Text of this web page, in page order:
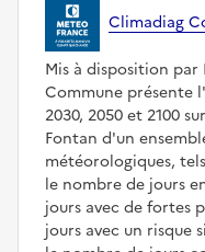
Climadiag
Mis à disposition
Commune présente
2030, 2050 et 2100
Fontan d'un
météorologiques,
le nombre de jours
jours avec de fortes
jours avec un risque